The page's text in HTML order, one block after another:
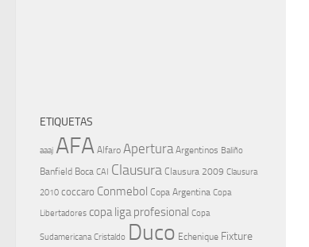
ETIQUETAS
aaaj AFA Alfaro Apertura Argentinos Baliño
Banfield Boca CAI Clausura Clausura 2009 Clausura
2010 coccaro Conmebol Copa Argentina Copa
Libertadores copa liga profesional Copa
Sudamericana Cristaldo Duco Echenique Fixture